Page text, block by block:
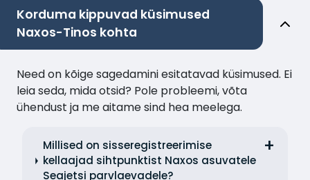
Korduma kippuvad küsimused
Naxos-Tinos kohta
Need on kõige sagedamini esitatavad küsimused. Ei
leia seda, mida otsid? Pole probleemi, võta
ühendust ja me aitame sind hea meelega.
Millised on sisseregistreerimise
kellaajad sihtpunktist Naxos asuvatele
Seajetsi parvlaevadele?